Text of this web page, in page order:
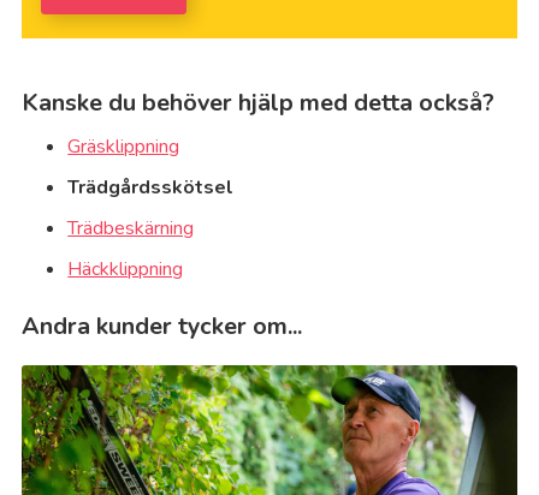
på: *
Kanske du behöver hjälp med detta också?
Gräsklippning
Trädgårdsskötsel
Trädbeskärning
Häckklippning
Andra kunder tycker om...